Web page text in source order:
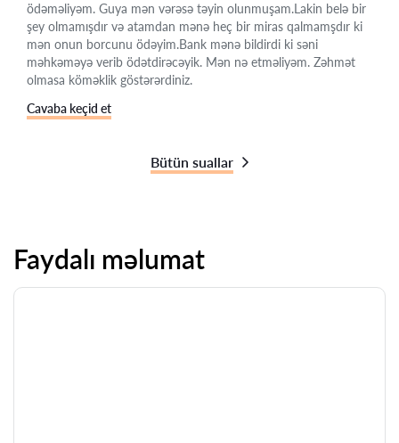
ödəməliyəm. Guya mən vərəsə təyin olunmuşam.Lakin belə bir
şey olmamışdır və atamdan mənə heç bir miras qalmamşdır ki
mən onun borcunu ödəyim.Bank mənə bildirdi ki səni
məhkəməyə verib ödətdirəcəyik. Mən nə etməliyəm. Zəhmət
olmasa köməklik göstərərdiniz.
Cavaba keçid et
Bütün suallar
Faydalı məlumat